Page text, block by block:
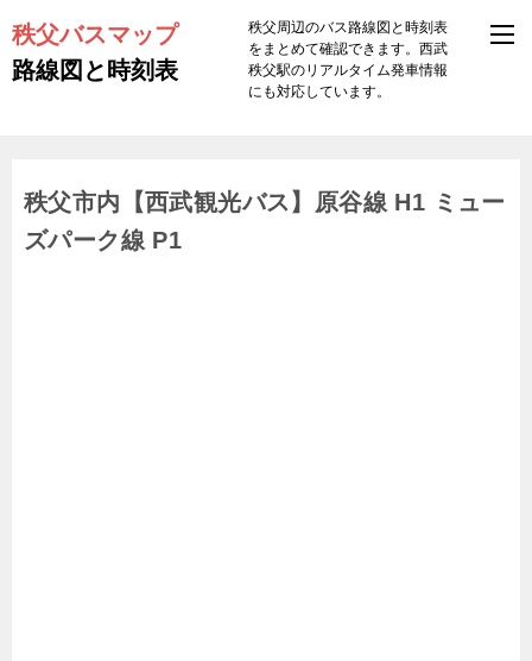
秩父バスマップ
路線図と時刻表
秩父周辺のバス路線図と時刻表
をまとめて確認できます。西武
秩父駅のリアルタイム発車情報
にも対応しています。
秩父市内【西武観光バス】原谷線 H1 ミュー
ズパーク線 P1